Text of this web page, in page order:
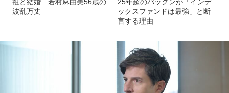
波乱万丈
ックスファンドは最強」と断
言する理由